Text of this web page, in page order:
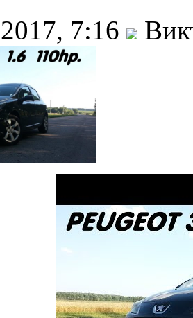
7:16